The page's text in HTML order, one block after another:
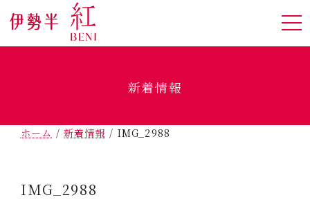
新着情報
ホーム /新着情報 / IMG_2988
IMG_2988